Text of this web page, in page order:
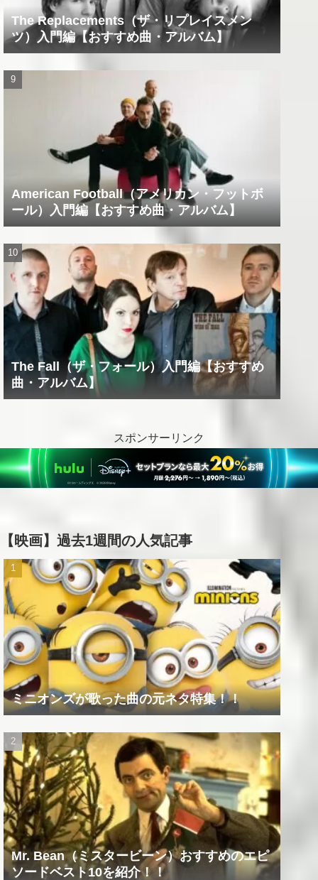
The Replacements（ザ・リプレイスメン
ツ）入門編【おすすめ曲・アルバム】
American Football（アメリカン・フットボ
ール）入門編【おすすめ曲・アルバム】
The Fall（ザ・フォール）入門編【おすすめ
曲・アルバム】
スポンサーリンク
【映画】過去1週間の人気記事
ミニオンズが歌った曲の元ネタ特集！！
Mr. Bean（ミスタービーン）おすすめのエピ
ソードベスト10を紹介！！